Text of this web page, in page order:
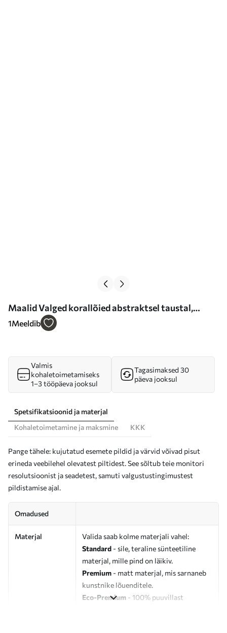
Maalid Valged korallõied abstraktsel taustal,
rahulik kompositsioon Nr m01089
1Meeldib
Valmis
kohaletoimetamiseks
1–3 tööpäeva jooksul
Tagasimaksed 30
päeva jooksul
Spetsifikatsioonid ja materjal
Kohaletoimetamine ja maksmine
KKK
Pange tähele: kujutatud esemete pildid ja värvid võivad pisut
erineda veebilehel olevatest piltidest. See sõltub teie monitori
resolutsioonist ja seadetest, samuti valgustustingimustest
pildistamise ajal.
Omadused
Materjal
Valida saab kolme materjali vahel:
Standard - sile, teraline sünteetiline
materjal, mille pind on läikiv.
Premium - matt materjal, mis sarnaneb
kunstnike lõuenditele.
Eco-Premium - 100% puuvillast